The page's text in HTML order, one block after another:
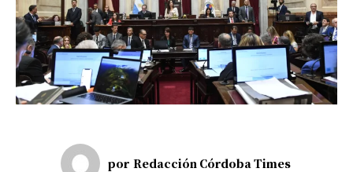
por Redacción Córdoba Times